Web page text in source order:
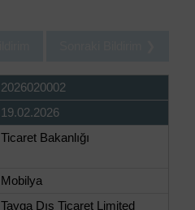
2026020002
19.02.2026
Ticaret Bakanlığı
Mobilya
Tayga Dış Ticaret Limited